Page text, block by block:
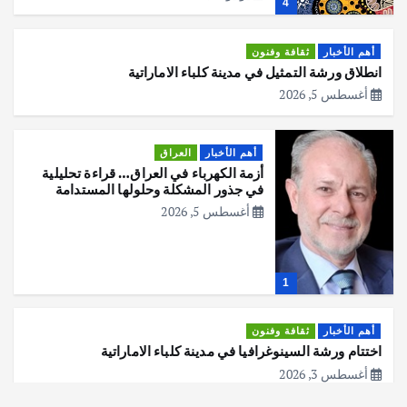
4
أهم الأخبار ثقافة وفنون
انطلاق ورشة التمثيل في مدينة كلباء الاماراتية
أغسطس 5, 2026
1
أهم الأخبار العراق
أزمة الكهرباء في العراق… قراءة تحليلية
في جذور المشكلة وحلولها المستدامة
أغسطس 5, 2026
أهم الأخبار ثقافة وفنون
اختتام ورشة السينوغرافيا في مدينة كلباء الاماراتية
أغسطس 3, 2026